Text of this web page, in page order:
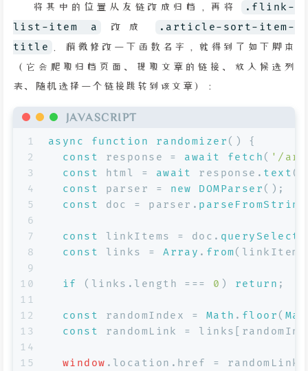
将其中的位置从友链改成归档，再将
.flink-
list-item a
改成
.article-sort-item-
title
。稍微修改一下函数名字，就得到了如下脚本
（它会爬取归档页面、提取文章的链接、放入候选列
表、随机选择一个链接跳转到该文章）：
JAVASCRIPT
1
2
3
4
5
6
7
8
9
10
11
12
13
14
15
async function randomizer ( ) {
const
response = await fetch ( '/
const
html = await response. text
const
parser = new DOMParser ();
const
doc = parser. parseFromString
const linkItems = doc.
const
links = Array . from
if (links. length === 0 ) return ;
const randomIndex = Math . floor (
const
randomLink =
window . location . href
= randomLink;